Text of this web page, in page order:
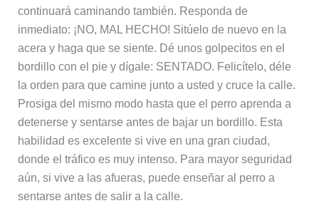
continuará caminando también. Responda de
inmediato: ¡NO, MAL HECHO! Sitúelo de nuevo en la
acera y haga que se siente. Dé unos golpecitos en el
bordillo con el pie y dígale: SENTADO. Felicítelo, déle
la orden para que camine junto a usted y cruce la calle.
Prosiga del mismo modo hasta que el perro aprenda a
detenerse y sentarse antes de bajar un bordillo. Esta
habilidad es excelente si vive en una gran ciudad,
donde el tráfico es muy intenso. Para mayor seguridad
aún, si vive a las afueras, puede enseñar al perro a
sentarse antes de salir a la calle.